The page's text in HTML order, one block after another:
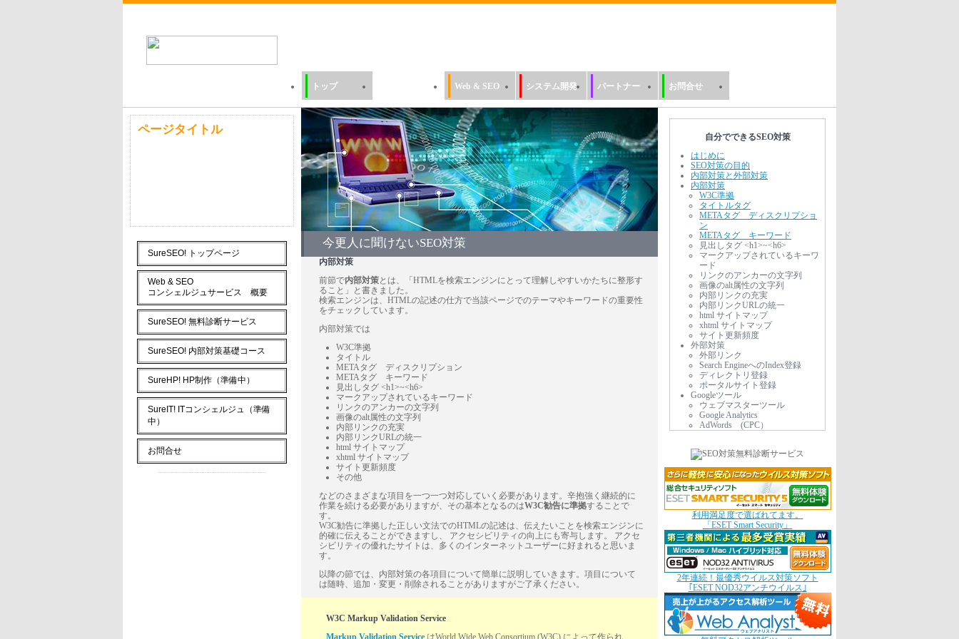
トップ Web & SEO システム開発 パートナー お問合せ
ページタイトル
SureSEO! トップページ
Web & SEO
コンシェルジュサービス 概要
SureSEO! 無料診断サービス
SureSEO! 内部対策基礎コース
SureHP! HP制作（準備中）
SureIT! ITコンシェルジュ（準備
中）
お問合せ
今更人に聞けないSEO対策
内部対策
前節で内部対策とは、「HTMLを検索エンジンにとって理解しやすいかたちに整形す
ること」と書きました。
検索エンジンは、HTMLの記述の仕方で当該ページでのテーマやキーワードの重要性
をチェックしています。
内部対策では
W3C準拠
タイトル
METAタグ ディスクリプション
METAタグ キーワード
見出しタグ <h1>~<h6>
マークアップされているキーワード
リンクのアンカーの文字列
画像のalt属性の文字列
内部リンクの充実
内部リンクURLの統一
html サイトマップ
xhtml サイトマップ
サイト更新頻度
その他
などのさまざまな項目を一つ一つ対応していく必要があります。辛抱強く継続的に
作業を続ける必要がありますが、その基本となるのはW3C勧告に準拠することで
す。
W3C勧告に準拠した正しい文法でのHTMLの記述は、伝えたいことを検索エンジンに
的確に伝えることができますし、 アクセシビリティの向上にも寄与します。 アクセ
シビリティの優れたサイトは、多くのインターネットユーザーに好まれると思いま
す。
以降の節では、内部対策の各項目について簡単に説明していきます。項目について
は随時、追加・変更・削除されることがありますがご了承ください。
W3C Markup Validation Service
Markup Validation Service はWorld Wide Web Consortium (W3C) によって作られ
自分でできるSEO対策
はじめに
SEO対策の目的
内部対策と外部対策
内部対策
W3C準拠
タイトルタグ
METAタグ ディスクリプショ
ン
METAタグ キーワード
見出しタグ <h1>~<h6>
マークアップされているキーワ
ード
リンクのアンカーの文字列
画像のalt属性の文字列
内部リンクの充実
内部リンクURLの統一
html サイトマップ
xhtml サイトマップ
サイト更新頻度
外部対策
外部リンク
Search EngineへのIndex登録
ディレクトリ登録
ポータルサイト登録
Googleツール
ウェブマスターツール
Google Analytics
AdWords (CPC）
利用満足度で選ばれてます。
「ESET Smart Security」
2年連続！最優秀ウイルス対策ソフト
｢ESET NOD32アンチウイルス｣